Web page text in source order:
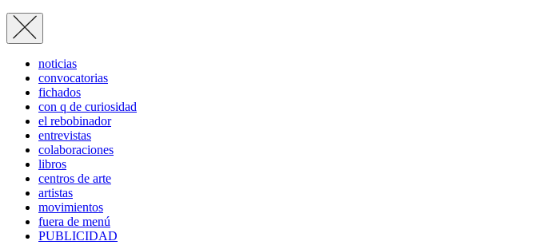
noticias
convocatorias
fichados
con q de curiosidad
el rebobinador
entrevistas
colaboraciones
libros
centros de arte
artistas
movimientos
fuera de menú
PUBLICIDAD